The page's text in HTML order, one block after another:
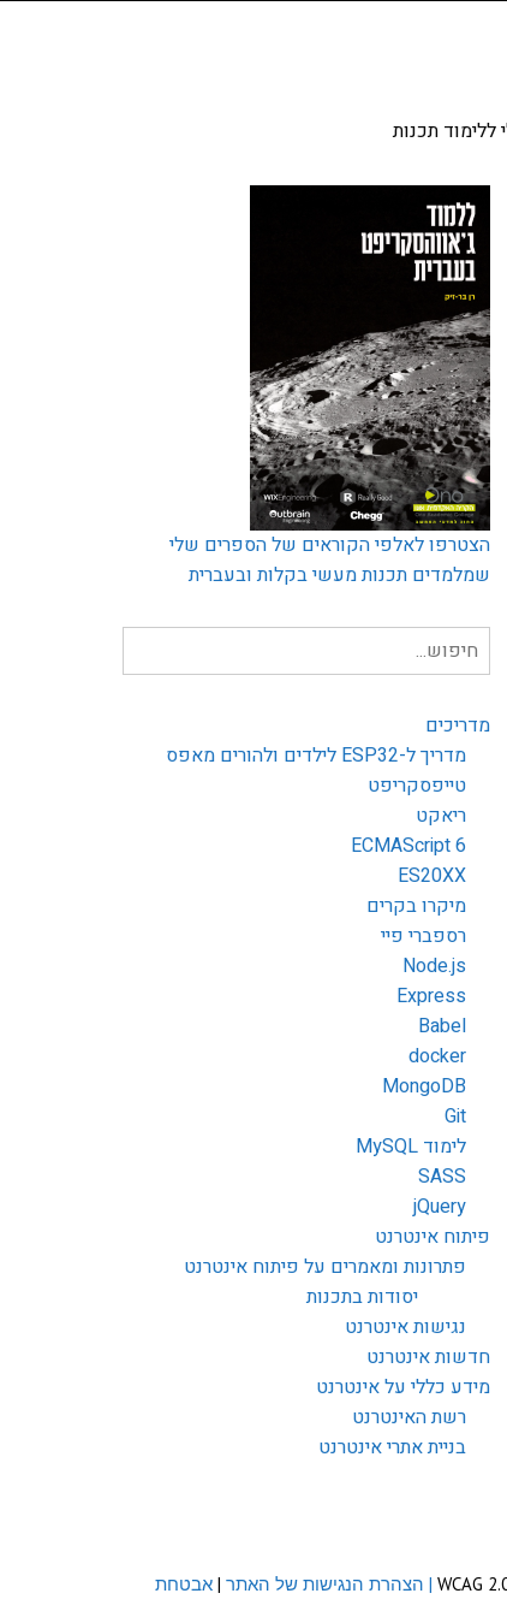
תכנות
הצטרפו לאלפי הקוראים של הספרים שלי
שמלמדים תכנות מעשי בקלות ובעברית
חיפוש
עבור:
מדריכים
מדריך ל-ESP32 לילדים ולהורים מאפס
טייפסקריפט
ריאקט
ECMAScript 6
ES20XX
מיקרו בקרים
רספברי פיי
Node.js
Express
Babel
docker
MongoDB
Git
לימוד MySQL
SASS
jQuery
פיתוח אינטרנט
פתרונות ומאמרים על פיתוח אינטרנט
יסודות בתכנות
נגישות אינטרנט
חדשות אינטרנט
מידע כללי על אינטרנט
רשת האינטרנט
בניית אתרי אינטרנט
| הצהרת הנגישות של האתר | אבטחת